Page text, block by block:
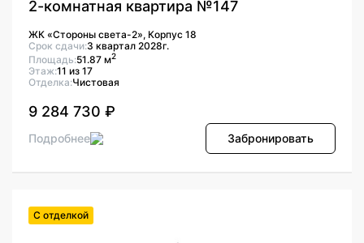
2-комнатная квартира №147
ЖК «Стороны света-2», Корпус 18
Срок сдачи:3 квартал 2028г.
Площадь:51.87 м2
Этаж:11 из 17
Отделка:Чистовая
9 284 730 ₽
Подробнее Забронировать
С отделкой